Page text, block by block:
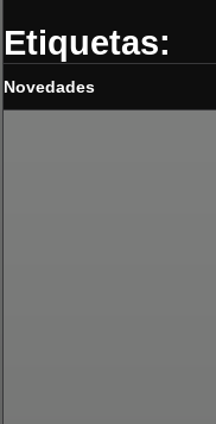
Etiquetas:
Novedades